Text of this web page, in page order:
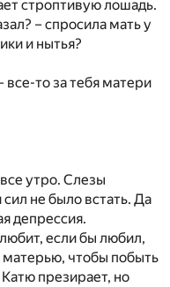
строптивую лошадь.
– спросила мать у
и нытья?
все-то за тебя матери
утро. Слезы
сил не было встать. Да
депрессия.
если бы любил,
матерью, чтобы побыть
презирает, но